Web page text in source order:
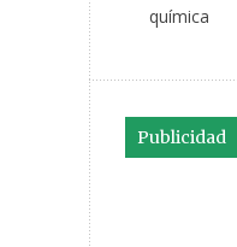
química
Publicidad